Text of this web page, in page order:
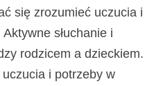
się zrozumieć uczucia i
słuchanie i
rodzicem a dzieckiem.
i potrzeby w